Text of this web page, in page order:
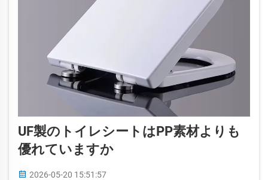
UF製のトイレシートはPP素材よりも
優れていますか
2026-05-20 15:51:57